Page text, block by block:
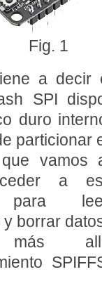
Fig. 1
a decir
SPI
duro
particionar
vamos
a
leer/
borrar
más